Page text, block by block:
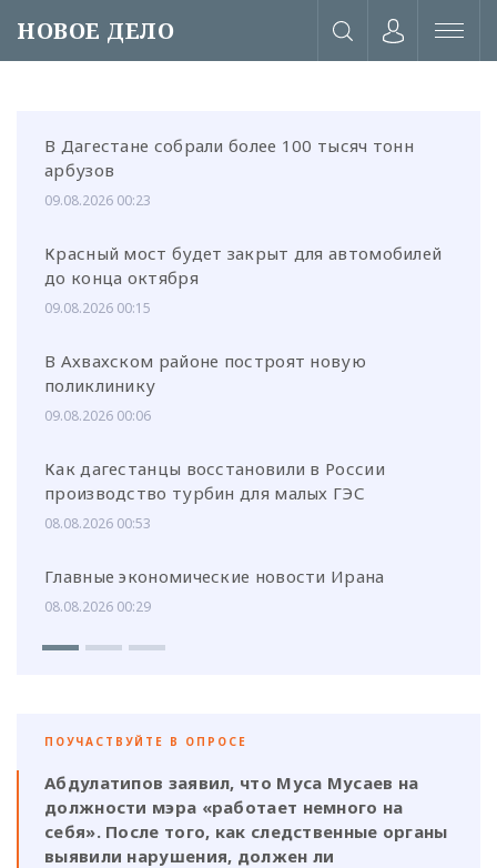
НОВОЕ ДЕЛО
В Дагестане собрали более 100 тысяч тонн
арбузов
09.08.2026 00:23
Красный мост будет закрыт для автомобилей
до конца октября
09.08.2026 00:15
В Ахвахском районе построят новую
поликлинику
09.08.2026 00:06
Как дагестанцы восстановили в России
производство турбин для малых ГЭС
08.08.2026 00:53
Главные экономические новости Ирана
08.08.2026 00:29
ПОУЧАСТВУЙТЕ В ОПРОСЕ
Абдулатипов заявил, что Муса Мусаев на
должности мэра «работает немного на
себя». После того, как следственные органы
выявили нарушения, должен ли